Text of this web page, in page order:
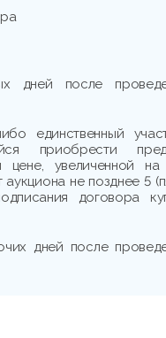
дней после
единственный
приобрести
цене, увеличенной на
не позднее 5
договора
дней после